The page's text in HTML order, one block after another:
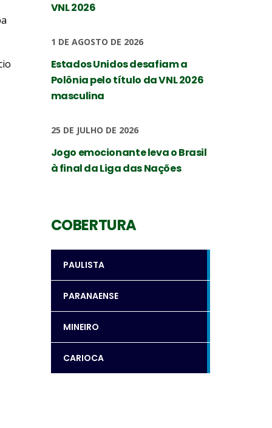
VNL 2026
1 DE AGOSTO DE 2026
Estados Unidos desafiam a
Polônia pelo título da VNL 2026
masculina
25 DE JULHO DE 2026
Jogo emocionante leva o Brasil
à final da Liga das Nações
COBERTURA
PAULISTA
PARANAENSE
MINEIRO
CARIOCA